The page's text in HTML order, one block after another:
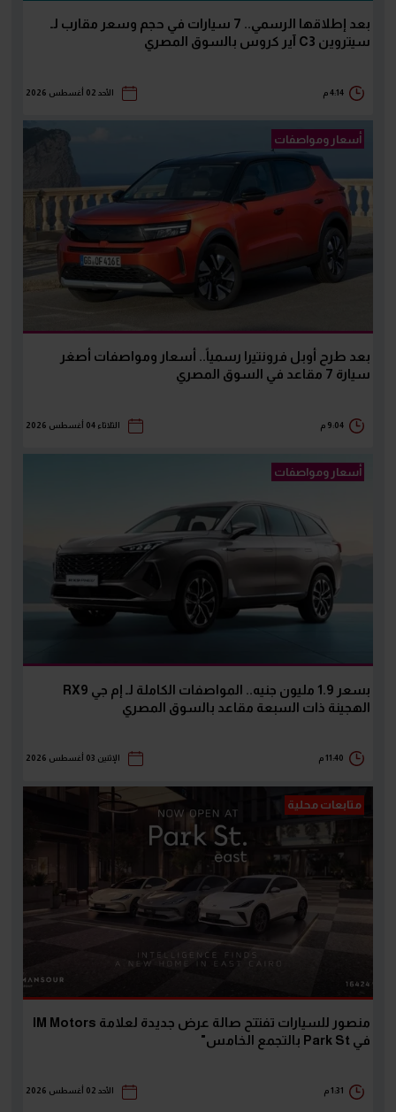
بعد إطلاقها الرسمي.. 7 سيارات في حجم وسعر مقارب لـ
سيتروين C3 آير كروس بالسوق المصري
4:14 م الأحد 02 أغسطس 2026
أسعار ومواصفات
بعد طرح أوبل فرونتيرا رسمياً.. أسعار ومواصفات أصغر
سيارة 7 مقاعد في السوق المصري
9:04 م الثلاثاء 04 أغسطس 2026
أسعار ومواصفات
بسعر 1.9 مليون جنيه.. المواصفات الكاملة لـ إم جي RX9
الهجينة ذات السبعة مقاعد بالسوق المصري
11:40 م الإثنين 03 أغسطس 2026
متابعات محلية
منصور للسيارات تفتتح صالة عرض جديدة لعلامة IM Motors
في Park St بالتجمع الخامس"
1:31 م الأحد 02 أغسطس 2026